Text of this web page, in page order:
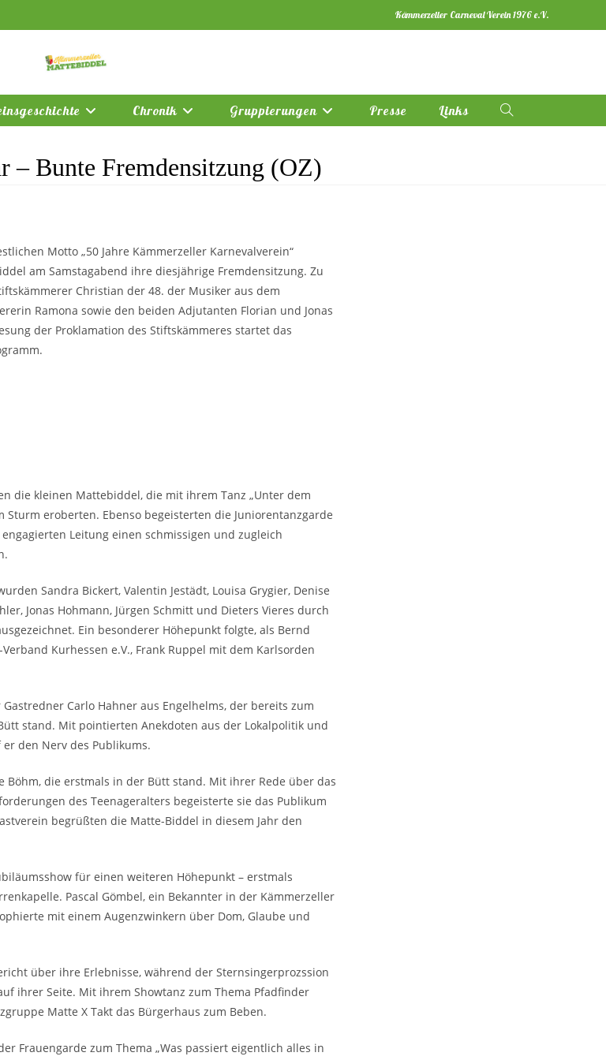
Kämmerzeller Carneval Verein 1976 e.V.
Chronik Gruppierungen Presse Links Website-
– Bunte Fremdensitzung (OZ)
Motto „50 Jahre Kämmerzeller Karnevalverein“
am Samstagabend ihre diesjährige Fremdensitzung. Zu
Christian der 48. der Musiker aus dem
Ramona sowie den beiden Adjutanten Florian und Jonas
der Proklamation des Stiftskämmeres startet das
die kleinen Mattebiddel, die mit ihrem Tanz „Unter dem
Sturm eroberten. Ebenso begeisterten die Juniorentanzgarde
Leitung einen schmissigen und zugleich
Sandra Bickert, Valentin Jestädt, Louisa Grygier, Denise
Jonas Hohmann, Jürgen Schmitt und Dieters Vieres durch
Ein besonderer Höhepunkt folgte, als Bernd
Kurhessen e.V., Frank Ruppel mit dem Karlsorden
Carlo Hahner aus Engelhelms, der bereits zum
stand. Mit pointierten Anekdoten aus der Lokalpolitik und
den Nerv des Publikums.
Böhm, die erstmals in der Bütt stand. Mit ihrer Rede über das
des Teenageralters begeisterte sie das Publikum
begrüßten die Matte-Biddel in diesem Jahr den
für einen weiteren Höhepunkt – erstmals
Pascal Gömbel, ein Bekannter in der Kämmerzeller
mit einem Augenzwinkern über Dom, Glaube und
über ihre Erlebnisse, während der Sternsingerprozssion
ihrer Seite. Mit ihrem Showtanz zum Thema Pfadfinder
Matte X Takt das Bürgerhaus zum Beben.
Frauengarde zum Thema „Was passiert eigentlich alles in